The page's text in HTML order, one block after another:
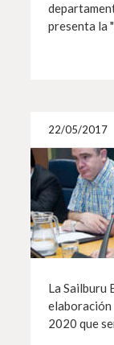
presenta la
22/05/2017
La Sailburu
elaboración
2020 que